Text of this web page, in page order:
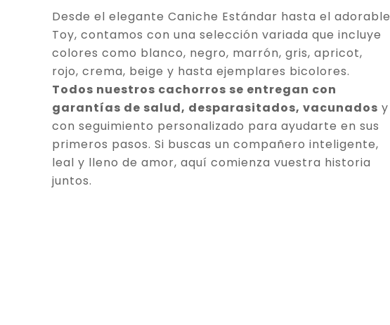
Desde el elegante Caniche Estándar hasta el adorable
Toy, contamos con una selección variada que incluye
colores como blanco, negro, marrón, gris, apricot,
rojo, crema, beige y hasta ejemplares bicolores.
Todos nuestros cachorros se entregan con
garantías de salud, desparasitados, vacunados y
con seguimiento personalizado para ayudarte en sus
primeros pasos. Si buscas un compañero inteligente,
leal y lleno de amor, aquí comienza vuestra historia
juntos.